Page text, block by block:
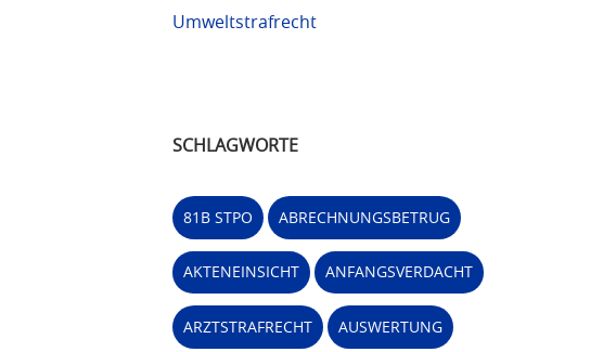
Umweltstrafrecht
SCHLAGWORTE
81B STPO ABRECHNUNGSBETRUG
AKTENEINSICHT ANFANGSVERDACHT
ARZTSTRAFRECHT AUSWERTUNG